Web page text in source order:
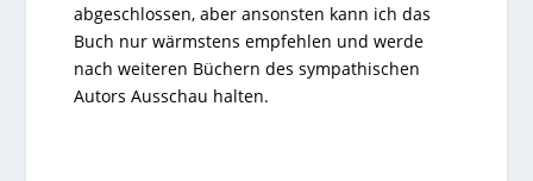
abgeschlossen, aber ansonsten kann ich das
Buch nur wärmstens empfehlen und werde
nach weiteren Büchern des sympathischen
Autors Ausschau halten.